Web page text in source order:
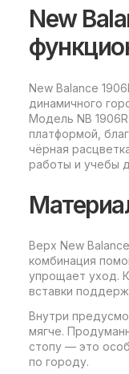
New
New Balance
динамичного
Модель NB
платформой,
чёрная
работы и учебы
Верх New
комбинация
упрощает уход.
вставки
Внутри
мягче.
стопу — это
по городу.